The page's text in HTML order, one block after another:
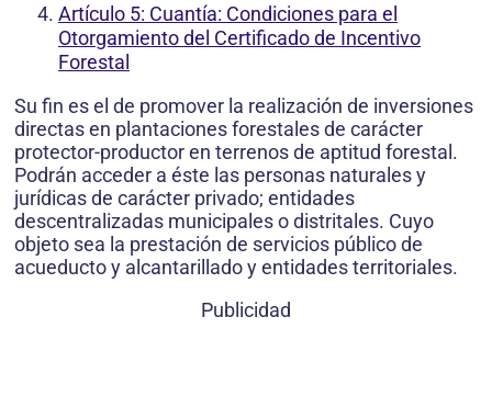
Artículo 5: Cuantía: Condiciones para el
Otorgamiento del Certificado de Incentivo
Forestal
Su fin es el de promover la realización de inversiones
directas en plantaciones forestales de carácter
protector-productor en terrenos de aptitud forestal.
Podrán acceder a éste las personas naturales y
jurídicas de carácter privado; entidades
descentralizadas municipales o distritales. Cuyo
objeto sea la prestación de servicios público de
acueducto y alcantarillado y entidades territoriales.
Publicidad